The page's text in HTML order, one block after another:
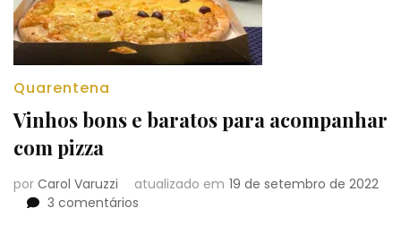
Quarentena
Vinhos bons e baratos para acompanhar
com pizza
por Carol Varuzzi atualizado em 19 de setembro de 2022
3 comentários